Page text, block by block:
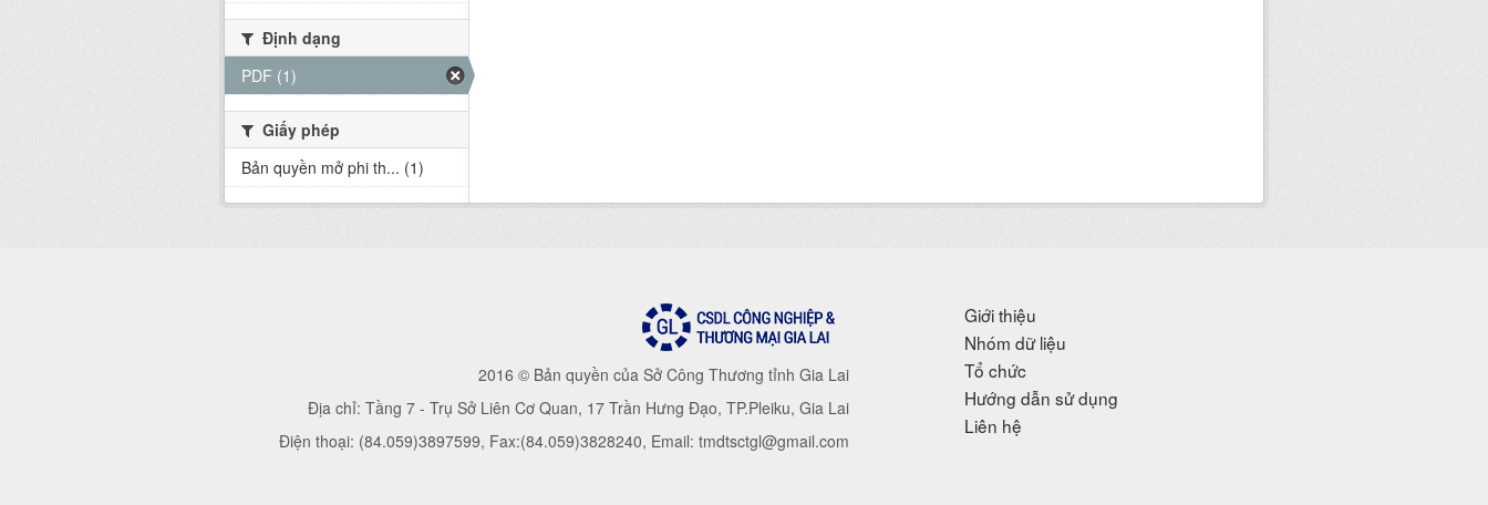
Định dạng
PDF (1)
Giấy phép
Bản quyền mở phi th... (1)
2016 © Bản quyền của Sở Công Thương tỉnh Gia Lai
Địa chỉ: Tầng 7 - Trụ Sở Liên Cơ Quan, 17 Trần Hưng Đạo, TP.Pleiku, Gia Lai
Điện thoại: (84.059)3897599, Fax:(84.059)3828240, Email: tmdtsctgl@gmail.com
Giới thiệu
Nhóm dữ liệu
Tổ chức
Hướng dẫn sử dụng
Liên hệ